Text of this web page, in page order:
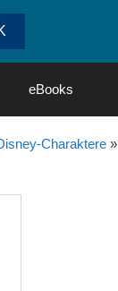
eBooks
Charaktere»